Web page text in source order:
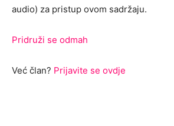
audio) za pristup ovom sadržaju.
Pridruži se odmah
Već član? Prijavite se ovdje